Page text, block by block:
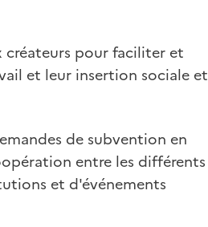
créateurs pour faciliter et
et leur insertion sociale et
de subvention en
entre les différents
et d'événements